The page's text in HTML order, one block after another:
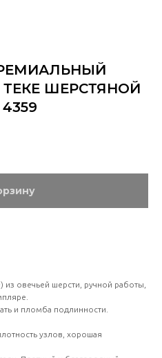
ШЕРСТЯНОЙ
из овечьей шерсти, ручной работы,
и пломба подлинности.
узлов, хорошая